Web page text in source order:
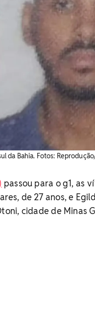
da Bahia. Fotos:
passou para o g1, as
de 27 anos, e
cidade de Minas